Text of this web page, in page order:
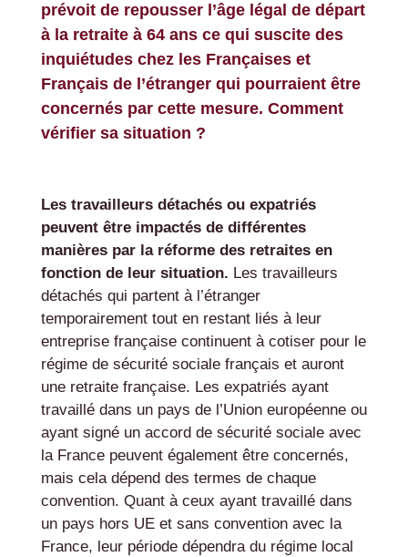
prévoit de repousser l’âge légal de départ
à la retraite à 64 ans ce qui suscite des
inquiétudes chez les Françaises et
Français de l’étranger qui pourraient être
concernés par cette mesure. Comment
vérifier sa situation ?
Les travailleurs détachés ou expatriés
peuvent être impactés de différentes
manières par la réforme des retraites en
fonction de leur situation. Les travailleurs
détachés qui partent à l’étranger
temporairement tout en restant liés à leur
entreprise française continuent à cotiser pour le
régime de sécurité sociale français et auront
une retraite française. Les expatriés ayant
travaillé dans un pays de l’Union européenne ou
ayant signé un accord de sécurité sociale avec
la France peuvent également être concernés,
mais cela dépend des termes de chaque
convention. Quant à ceux ayant travaillé dans
un pays hors UE et sans convention avec la
France, leur période dépendra du régime local